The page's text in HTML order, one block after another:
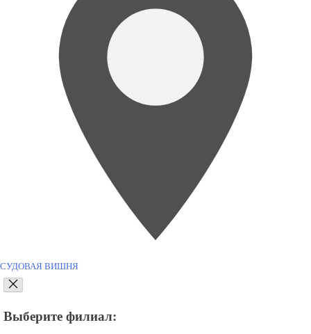
СУДОВАЯ ВИШНЯ
Выберите филиал: